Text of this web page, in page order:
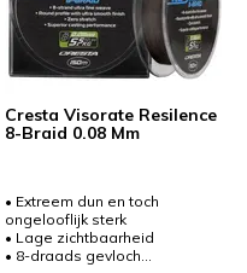
Cresta Visorate Resilence
8-Braid 0.08 Mm
• Extreem dun en toch
ongelooflijk sterk
• Lage zichtbaarheid
• 8-draads gevloch...